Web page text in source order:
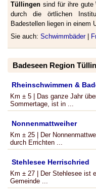
Tüllingen sind für ihre gute
durch die örtlichen
Badestellen liegen in einem
Sie auch: Schwimmbäder|
Badeseen Region
Rheinschwimmen &
Km ± 5 | Das ganze Jahr
Sommertage, ist in ...
Nonnenmattweiher
Km ± 25 | Der
durch Errichten ...
Stehlesee Herrischried
Km ± 27 | Der Stehlesee ist
Gemeinde ...